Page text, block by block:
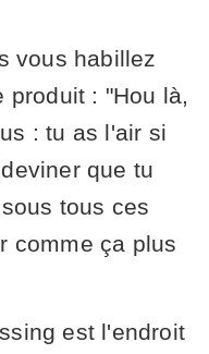
vous habillez
produit : "Hou là,
: tu as l'air si
que tu
tous ces
comme ça plus
est l'endroit